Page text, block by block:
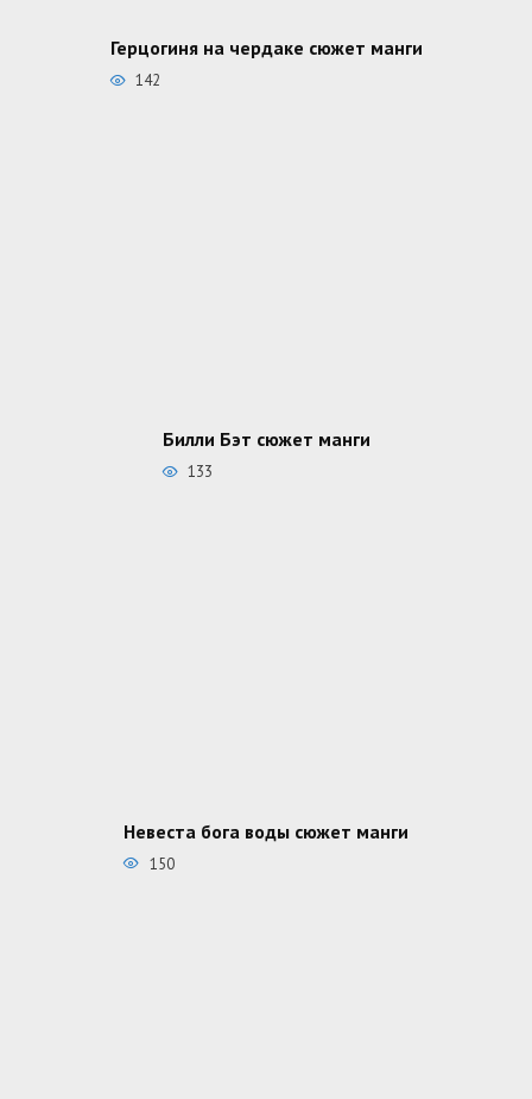
Герцогиня на чердаке сюжет манги
142
Билли Бэт сюжет манги
133
Невеста бога воды сюжет манги
150